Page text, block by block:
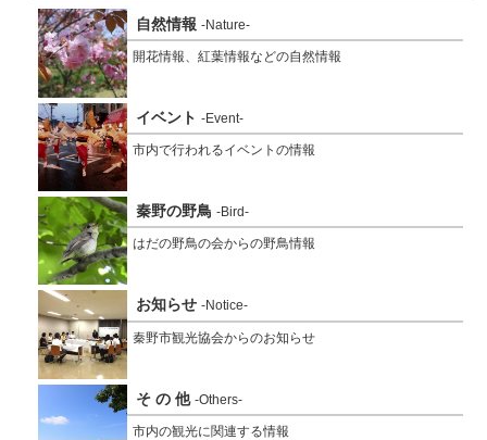
自然情報 -Nature-
開花情報、紅葉情報などの自然情報
イベント -Event-
市内で行われるイベントの情報
秦野の野鳥 -Bird-
はだの野鳥の会からの野鳥情報
お知らせ -Notice-
秦野市観光協会からのお知らせ
そ の 他 -Others-
市内の観光に関連する情報